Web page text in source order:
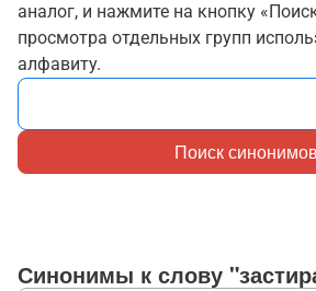
аналог, и нажмите на кнопку
просмотра отдельных групп
алфавиту.
Поиск синонимов
Синонимы к слову